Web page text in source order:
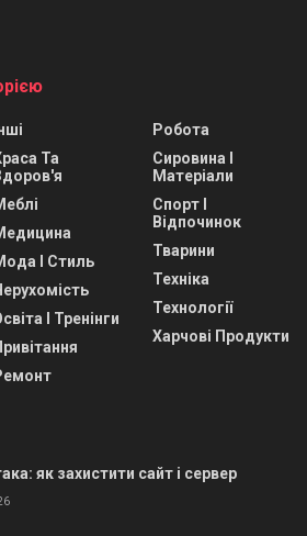
Та
І Стиль
І Тренінги
Робота
Сировина І
Матеріали
Спорт І
Відпочинок
Тварини
Техніка
Технології
Харчові Продукти
як захистити сайт і сервер